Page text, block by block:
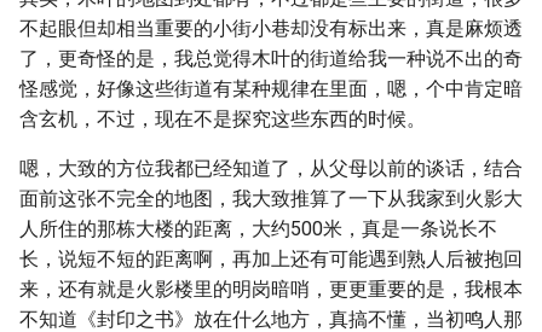
不起眼但却相当重要的小街小巷却没有标出来，真是麻烦透
了，更奇怪的是，我总觉得木叶的街道给我一种说不出的奇
怪感觉，好像这些街道有某种规律在里面，嗯，个中肯定暗
含玄机，不过，现在不是探究这些东西的时候。
嗯，大致的方位我都已经知道了，从父母以前的谈话，结合
面前这张不完全的地图，我大致推算了一下从我家到火影大
人所住的那栋大楼的距离，大约500米，真是一条说长不
长，说短不短的距离啊，再加上还有可能遇到熟人后被抱回
来，还有就是火影楼里的明岗暗哨，更更重要的是，我根本
不知道《封印之书》放在什么地方，真搞不懂，当初鸣人那